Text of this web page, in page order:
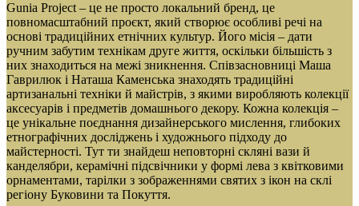
Gunia Project – це не просто локальний бренд, це
повномасштабний проєкт, який створює особливі речі на
основі традиційних етнічних культур. Його місія – дати
ручним забутим технікам друге життя, оскільки більшість з
них знаходиться на межі зникнення. Співзасновниці Маша
Гаврилюк і Наташа Каменська знаходять традиційні
артизанальні техніки й майстрів, з якими виробляють колекції
аксесуарів і предметів домашнього декору. Кожна колекція –
це унікальне поєднання дизайнерського мислення, глибоких
етнографічних досліджень і художнього підходу до
майстерності. Тут ти знайдеш неповторні скляні вази й
канделябри, керамічні підсвічники у формі лева з квітковими
орнаментами, тарілки з зображеннями святих з ікон на склі
регіону Буковини та Покуття.